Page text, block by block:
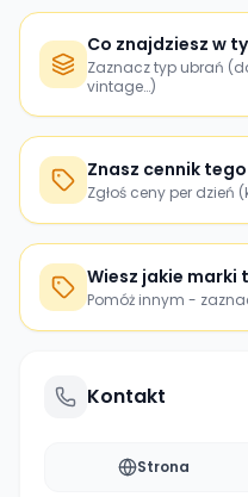
Co znajdziesz w
Zaznacz typ ubrań
vintage…)
Znasz cennik
Zgłoś ceny per dzień
Wiesz jakie marki
Pomóż innym -
Kontakt
Strona